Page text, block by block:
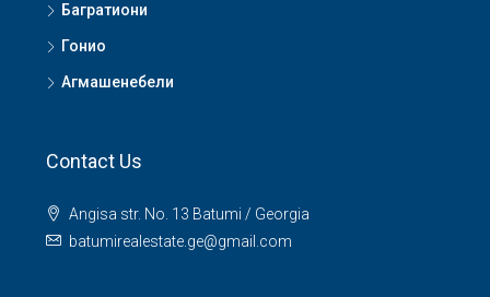
Багратиони
Гонио
Агмашенебели
Contact Us
Angisa str. No. 13 Batumi / Georgia
batumirealestate.ge@gmail.com